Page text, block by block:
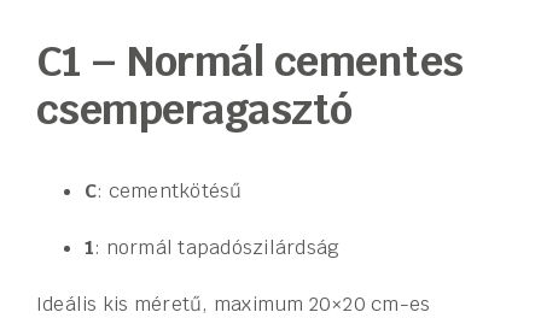
C1 – Normál cementes
csemperagasztó
C: cementkötésű
1: normál tapadószilárdság
Ideális kis méretű, maximum 20×20 cm-es